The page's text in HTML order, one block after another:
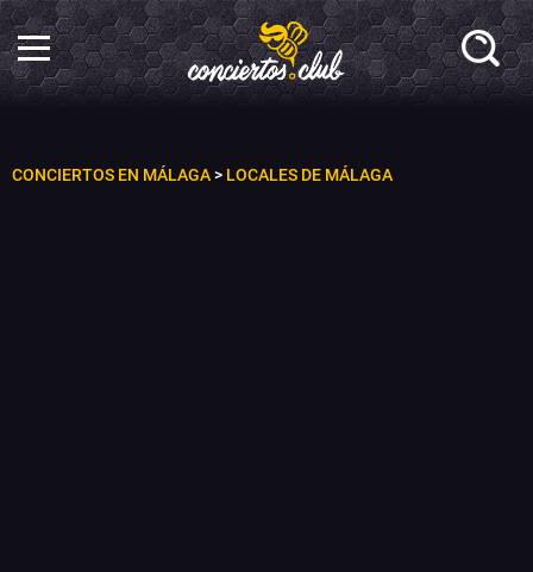
CONCIERTOS EN MÁLAGA> LOCALES DE MÁLAGA